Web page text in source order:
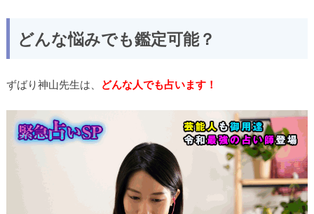
どんな悩みでも鑑定可能？
ずばり神山先生は、 どんな人でも占います！